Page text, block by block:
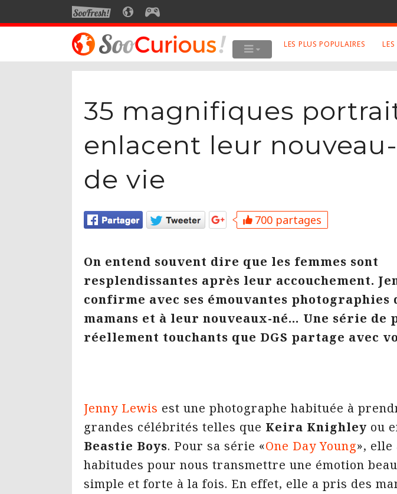
SOOFRESHSOOCURIOUS
Voyage
Style de vie
Art
Twitter
LES PLUS POPULAIRES
35 magnifiques
enlacent leur
de vie
700 partages
On entend souvent dire que les femmes sont
resplendissantes après leur accouchement.
confirme avec ses émouvantes photographies
mamans et à leur nouveaux-né… Une série de
réellement touchants que DGS partage avec
Jenny Lewis est une photographe habituée à
grandes célébrités telles que Keira Knighley ou
Beastie Boys. Pour sa série «One Day Young», elle
habitudes pour nous transmettre une émotion
simple et forte à la fois. En effet, elle a pris des